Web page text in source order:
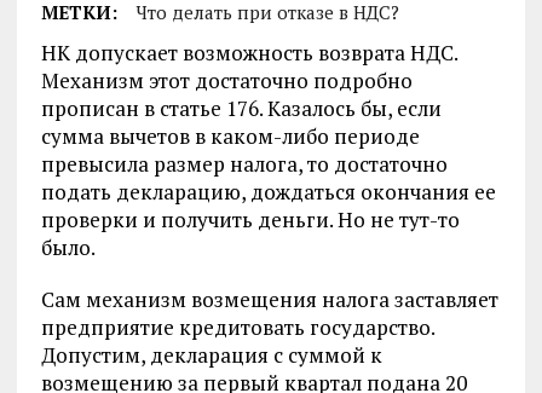
МЕТКИ: Что делать при отказе в НДС?
НК допускает возможность возврата НДС.
Механизм этот достаточно подробно
прописан в статье 176. Казалось бы, если
сумма вычетов в каком-либо периоде
превысила размер налога, то достаточно
подать декларацию, дождаться окончания ее
проверки и получить деньги. Но не тут-то
было.
Сам механизм возмещения налога заставляет
предприятие кредитовать государство.
Допустим, декларация с суммой к
возмещению за первый квартал подана 20